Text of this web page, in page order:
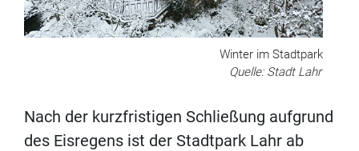
Winter im Stadtpark
Quelle: Stadt Lahr
Nach der kurzfristigen Schließung aufgrund
des Eisregens ist der Stadtpark Lahr ab